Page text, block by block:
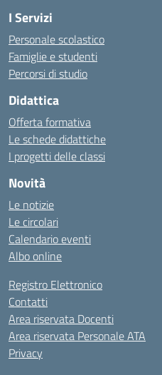
I Servizi
Personale scolastico
Famiglie e studenti
Percorsi di studio
Didattica
Offerta formativa
Le schede didattiche
I progetti delle classi
Novità
Le notizie
Le circolari
Calendario eventi
Albo online
Registro Elettronico
Contatti
Area riservata Docenti
Area riservata Personale ATA
Privacy